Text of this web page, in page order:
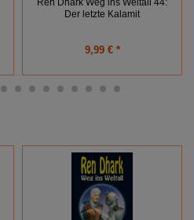
Der letzte Kalamit
9,99 € *